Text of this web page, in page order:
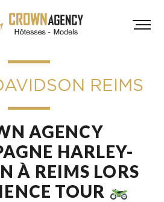
REIMS
AGENCY
HARLEY-
À REIMS LORS
TOUR